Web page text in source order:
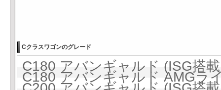
Cクラスワゴンのグレード
C180 アバンギャルド (ISG
C180 アバンギャルド AMGラ